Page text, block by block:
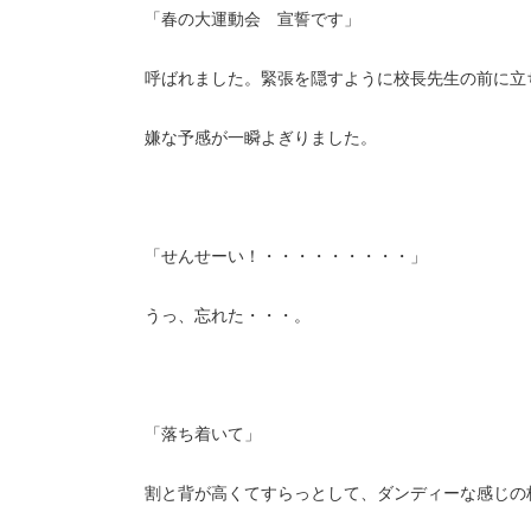
「春の大運動会 宣誓です」
呼ばれました。緊張を隠すように校長先生の前に立
嫌な予感が一瞬よぎりました。
「せんせーい！・・・・・・・・・」
うっ、忘れた・・・。
「落ち着いて」
割と背が高くてすらっとして、ダンディーな感じ